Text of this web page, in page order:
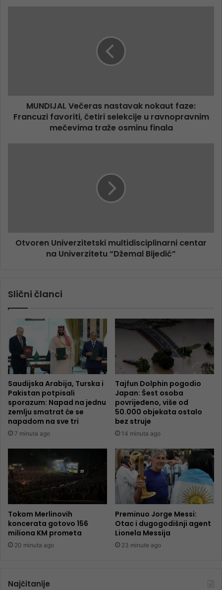
MUNDIJAL Večeras nastavak nokaut faze:
Francuzi favoriti, četiri selekcije u ravnopravnim
mečevima traže osminu finala
Otvoren Univerzitetski multidisciplinarni centar
na Univerzitetu “Džemal Bijedić”
Slični članci
Saudijska Arabija, Turska i
Pakistan potpisali
sporazum: Napad na jednu
zemlju smatrat će se
napadom na sve tri
7 minuta ago
Tajfun Dolphin pogodio
Japan: Šest osoba
povrijeđeno, više od
50.000 objekata ostalo
bez struje
14 minuta ago
Tokom Merlinovih
koncerata gotovo 156
miliona KM prometa
20 minuta ago
Preminuo Jorge Messi:
Otac i dugogodišnji agent
Lionela Messija
23 minute ago
Najčitanije